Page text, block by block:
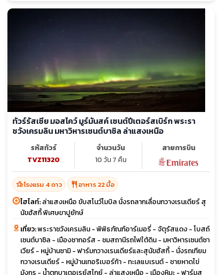
ทัวร์รัสเซีย มอสโคว์ มูร์มันสค์ เซนต์ปีเตอร์สเบิร์ก พระรา
ชวังเครมลิน มหาวิหารเซนต์บาซิล ล่าแสงเหนือ
รหัสทัวร์
TVZ11320
จำนวนวัน
10 วัน 7 คืน
สายการบิน
hotel_classโรงแรม 4 ดาว restaurant อาหาร 22 มื้อ
ไฮไลท์:ล่าแสงเหนือ ขับสโนว์โมบิล นั่งรถลากเลื่อนกวางเรนเดียร์ สุ
นัขฮัสกี้ พิเศษขาปูยักษ์
เที่ยว:พระราชวังเครมลิน - พิพิธภัณฑ์อาร์เมอรี่ - จัตุรัสแดง - โบสถ์
เซนต์บาซิล - เมืองซากอร์ส - ชมสถานีรถไฟใต้ดิน - มหาวิหารเซนต์ซา
เวียร์ - หมู่บ้านซามิ - ฟาร์มกวางเรนเดียร์และสุนัขฮัสกี้ - นั่งรถเทียม
กวางเรนเดียร์ - หมู่บ้านเทอริเบอร์ก้า - ทะเลแบเรนต์ - ชายหาดไข่
มังกร - น้ำตกบาเตอเรย์สไกย์ - ล่าแสงเหนือ - เมืองหิมะ - ฟาร์มสุ